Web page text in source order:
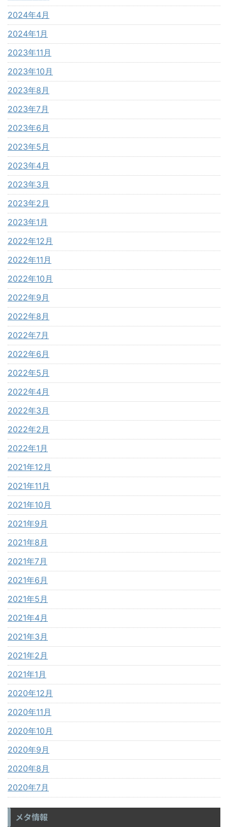
2024年4月
2024年1月
2023年11月
2023年10月
2023年8月
2023年7月
2023年6月
2023年5月
2023年4月
2023年3月
2023年2月
2023年1月
2022年12月
2022年11月
2022年10月
2022年9月
2022年8月
2022年7月
2022年6月
2022年5月
2022年4月
2022年3月
2022年2月
2022年1月
2021年12月
2021年11月
2021年10月
2021年9月
2021年8月
2021年7月
2021年6月
2021年5月
2021年4月
2021年3月
2021年2月
2021年1月
2020年12月
2020年11月
2020年10月
2020年9月
2020年8月
2020年7月
メタ情報